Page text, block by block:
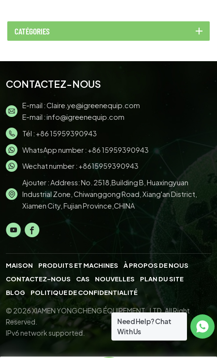
CATÉGORIES
CONTACTEZ-NOUS
E-mail :Claire.ye@igreenequip.com
E-mail :info@igreenequip.com
Tél : +86 15959390943
WhatsApp number : +86 15959390943
Wechat number : +8615959390943
Ajouter : Address: No. 2518,Building B, Huaxingyuan
Industrial Zone, Chiwanggong Road, Xiang'an District,
Xiamen City, Fujian Province,CHINA
MAISON PRODUITS ET MACHINES
À PROPOS DE NOUS
CONTACTEZ-NOUS
CAS NOUVELLES
PLAN DU SITE
BLOG
POLITIQUE DE CONFIDENTIALITÉ
© 2026 XIAMEN YONGCHENG ÉQUIPEMENT., LTD. All Right
Reserved.
IPv6 network supported.
Need Help? Chat
With Us